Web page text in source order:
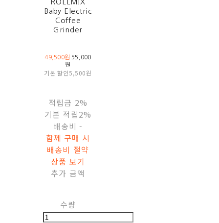
ROLLMIX
Baby Electric
Coffee
Grinder
49,500원 55,000
원
기본 할인5,500원
적립금 2%
기본 적립2%
배송비 -
함께 구매 시
배송비 절약
상품 보기
추가 금액
수량